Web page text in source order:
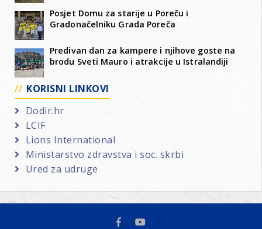
Posjet Domu za starije u Poreču i
Gradonačelniku Grada Poreča
Predivan dan za kampere i njihove goste na
brodu Sveti Mauro i atrakcije u Istralandiji
KORISNI LINKOVI
Dodir.hr
LCIF
Lions International
Ministarstvo zdravstva i soc. skrbi
Ured za udruge